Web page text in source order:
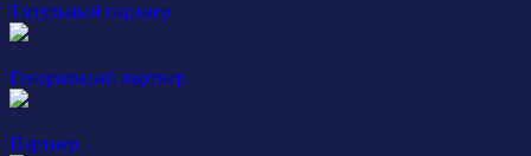
Титульный партнер
Генеральный партнер
Партнер